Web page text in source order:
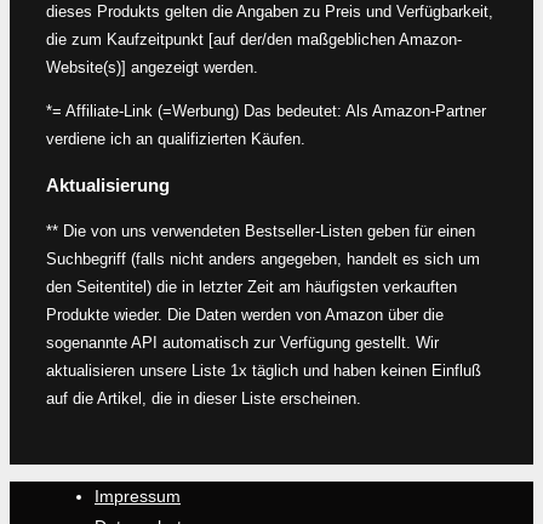
dieses Produkts gelten die Angaben zu Preis und Verfügbarkeit,
die zum Kaufzeitpunkt [auf der/den maßgeblichen Amazon-
Website(s)] angezeigt werden.
*= Affiliate-Link (=Werbung) Das bedeutet: Als Amazon-Partner
verdiene ich an qualifizierten Käufen.
Aktualisierung
** Die von uns verwendeten Bestseller-Listen geben für einen
Suchbegriff (falls nicht anders angegeben, handelt es sich um
den Seitentitel) die in letzter Zeit am häufigsten verkauften
Produkte wieder. Die Daten werden von Amazon über die
sogenannte API automatisch zur Verfügung gestellt. Wir
aktualisieren unsere Liste 1x täglich und haben keinen Einfluß
auf die Artikel, die in dieser Liste erscheinen.
Impressum